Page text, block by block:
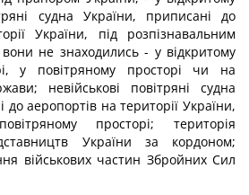
судна України, приписані до
України, під розпізнавальним
не знаходились - у відкритому
у повітряному просторі чи на
невійськові повітряні судна
до аеропортів на території України,
просторі; територія
України за кордоном;
військових частин Збройних Сил